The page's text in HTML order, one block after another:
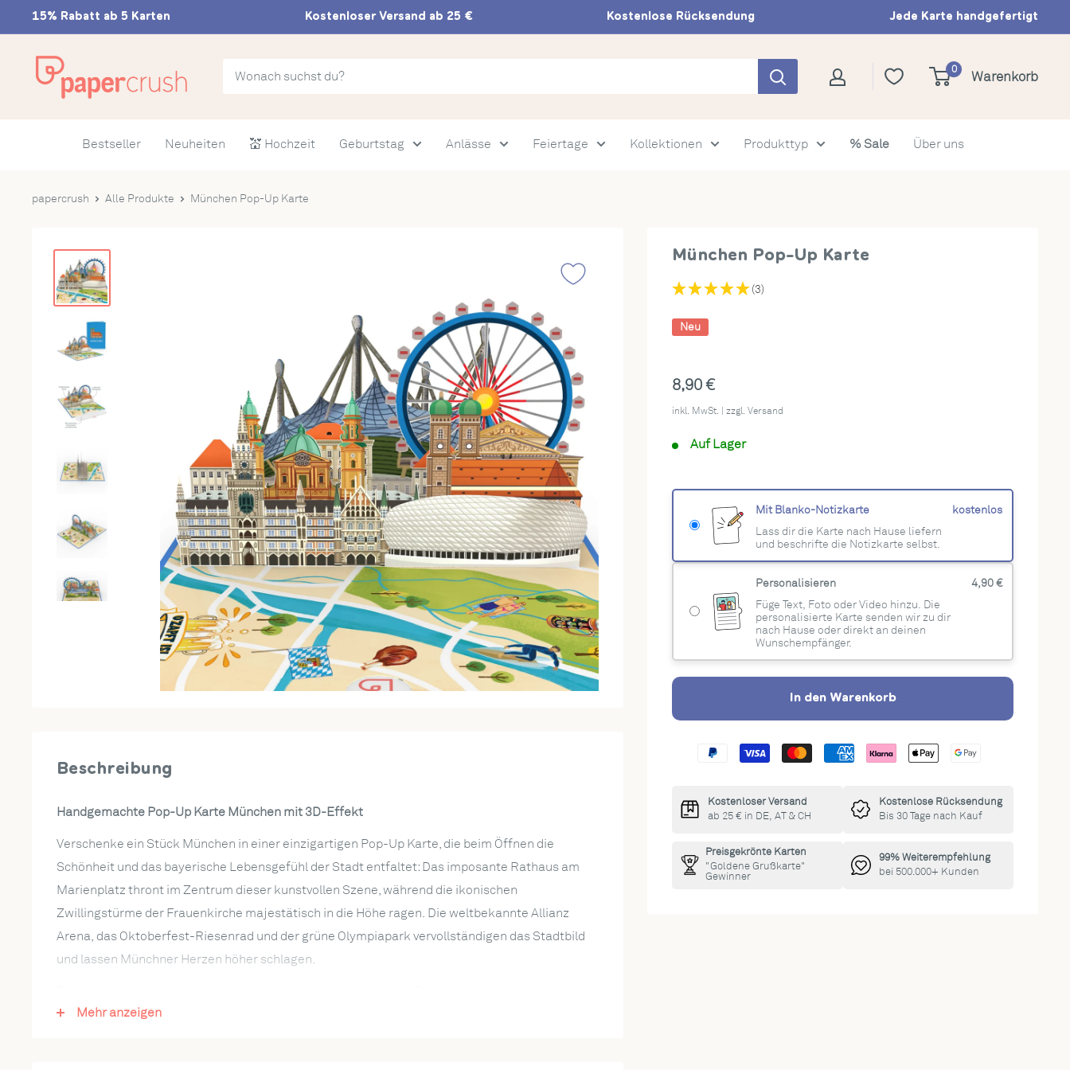
Direkt
zum
15% Rabatt ab 5 Karten Kostenloser Versand ab 25 € Kostenlose Rücksendung Jede Karte handgefertigt
papercrush
0 Warenkorb
Bestseller Neuheiten 💒 Hochzeit Geburtstag Anlässe Feiertage Kollektionen Produkttyp % Sale Über uns
papercrush Alle Produkte München Pop-Up Karte
München Pop-Up Karte
(3)
Neu
Sonderpreis
8,90 €
inkl. MwSt. | zzgl.Versand
Auf Lager
Mit Blanko-Notizkarte
Lass dir die Karte nach Hause liefern
und beschrifte die Notizkarte selbst.
kostenlos
Personalisieren
Füge Text, Foto oder Video hinzu. Die
personalisierte Karte senden wir zu dir
nach Hause oder direkt an deinen
Wunschempfänger.
4,90 €
In den Warenkorb
Kostenloser Versand
ab 25 € in DE, AT & CH
Kostenlose Rücksendung
Bis 30 Tage nach Kauf
Preisgekrönte Karten
"Goldene Grußkarte"
Gewinner
99% Weiterempfehlung
bei 500.000+ Kunden
Beschreibung
Handgemachte Pop-Up Karte München mit 3D-Effekt
Verschenke ein Stück München in einer einzigartigen Pop-Up Karte, die beim Öffnen die
Schönheit und das bayerische Lebensgefühl der Stadt entfaltet: Das imposante Rathaus am
Marienplatz thront im Zentrum dieser kunstvollen Szene, während die ikonischen
Zwillingstürme der Frauenkirche majestätisch in die Höhe ragen. Die weltbekannte Allianz
Arena, das Oktoberfest-Riesenrad und der grüne Olympiapark vervollständigen das Stadtbild
und lassen Münchner Herzen höher schlagen.
etwas ganz Besonderem: Auf dem illustrierten Innencover finden sich typisch bayerische
Mehr anzeigen